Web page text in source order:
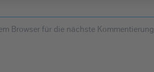
Browser für die nächste Kommentierung